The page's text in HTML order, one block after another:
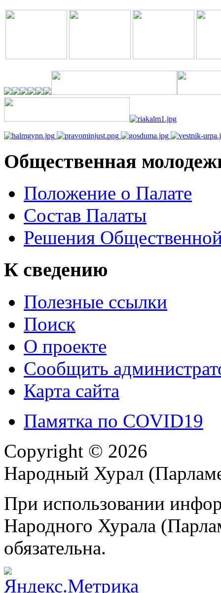
Общественная
Положение о Палате
Состав Палаты
Решения
К сведению
Полезные ссылки
Поиск
О проекте
Сообщить
Карта сайта
Памятка по COVID19
Copyright © 2026
Народный Хурал
При использовании
Народного Хурала
обязательна.